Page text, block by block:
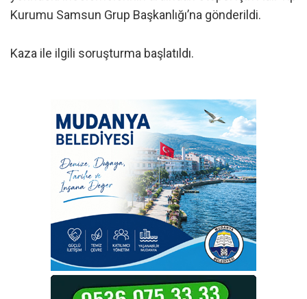
Kurumu Samsun Grup Başkanlığı’na gönderildi.
Kaza ile ilgili soruşturma başlatıldı.